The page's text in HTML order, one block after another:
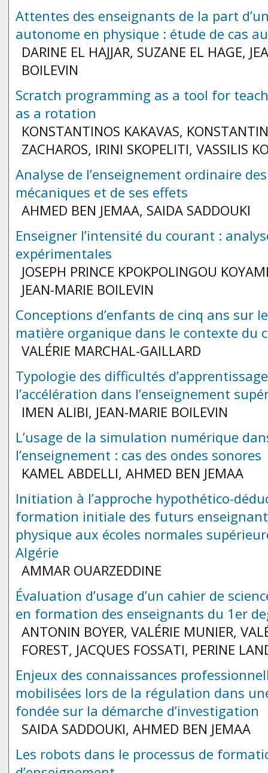
Attentes des enseignants de la part
autonome en physique : étude de cas
DARINE EL HAJJAR, SUZANE EL HAGE,
BOILEVIN
Scratch programming as a tool for
as a rotation
KONSTANTINOS KAKAVAS,
ZACHAROS, IRINI SKOPELITI, VASSILIS
Analyse de l’enseignement ordinaire
mécaniques et de ses effets
AHMED BEN JEMAA, SAIDA SADDOUKI
Enseigner l’intensité du courant :
expérimentales
JOSEPH PRINCE KPOKPOLINGOU
JEAN-MARIE BOILEVIN
Conceptions d’enfants de cinq ans sur
matière organique dans le contexte du
VALÉRIE MARCHAL-GAILLARD
Typologie des difficultés
l’accélération dans l’enseignement
IMEN ALIBI, JEAN-MARIE BOILEVIN
L’usage de la simulation numérique
l’enseignement : cas des ondes sonores
KAMEL ABDELLI, AHMED BEN JEMAA
Initiation à l’approche hypothético-
formation initiale des futurs
physique aux écoles normales
Algérie
AMMAR OUARZEDDINE
Évaluation d’usage d’un cahier de
en formation des enseignants du 1er
ANTONIN BOYER, VALÉRIE MUNIER,
FOREST, JACQUES FOSSATI, PERINE
Enjeux des connaissances
mobilisées lors de la régulation dans
fondée sur la démarche d’investigation
SAIDA SADDOUKI, AHMED BEN JEMAA
Les robots dans le processus de